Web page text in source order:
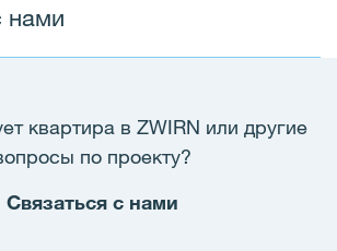
нами
квартира в ZWIRN или другие
по проекту?
Связаться с нами